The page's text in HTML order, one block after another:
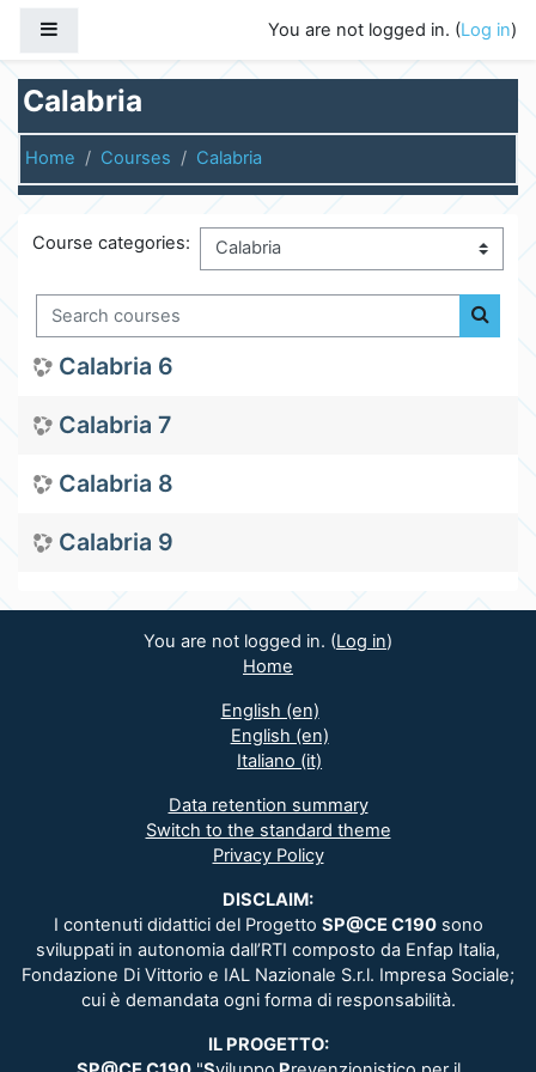
You are not logged in. (Log in)
Calabria
Home Courses Calabria
Course categories:
Search courses
Calabria 6
Calabria 7
Calabria 8
Calabria 9
You are not logged in. (Log in)
Home
English ‎(en)‎
English ‎(en)‎
Italiano ‎(it)‎
Data retention summary
Switch to the standard theme
Privacy Policy
DISCLAIM:
I contenuti didattici del Progetto SP@CE C190sono
sviluppati in autonomia dall’RTI composto da Enfap Italia,
Fondazione Di Vittorio e IAL Nazionale S.r.l. Impresa Sociale;
cui è demandata ogni forma di responsabilità.
IL PROGETTO: